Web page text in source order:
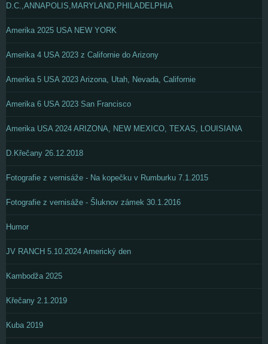
D.C.,ANNAPOLIS,MARYLAND,PHILADELPHIA
Amerika 2025 USA NEW YORK
Amerika 4 USA 2023 z Californie do Arizony
Amerika 5 USA 2023 Arizona, Utah, Nevada, Californie
Amerika 6 USA 2023 San Francisco
Amerika USA 2024 ARIZONA, NEW MEXICO, TEXAS, LOUISIANA
D.Křečany 26.12.2018
Fotografie z vernisáže - Na kopečku v Rumburku 7.1.2015
Fotografie z vernisáže - Šluknov zámek 30.1.2016
Humor
JV RANCH 5.10.2024 Americký den
Kambodža 2025
Křečany 2.1.2019
Kuba 2019